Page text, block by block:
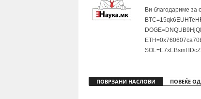
Ви благодариме за
ПОВРЗАНИ НАСЛОВИ ПОВЕЌЕ